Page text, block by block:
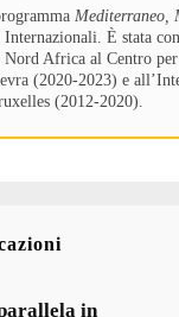
Mediterraneo,
È stata
Africa al Centro
(2020-2023) e
(2012-2020).
in